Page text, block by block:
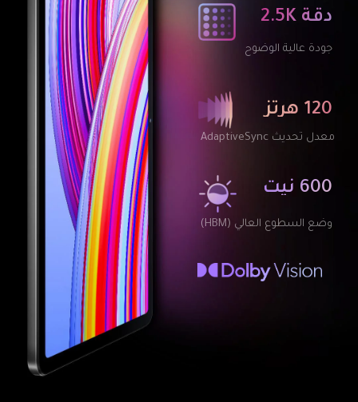
دقة 2.5K
جودة عالية الوضوح
120 هرتز
معدل تحديث AdaptiveSync
600 نيت
وضع السطوع العالي (HBM)